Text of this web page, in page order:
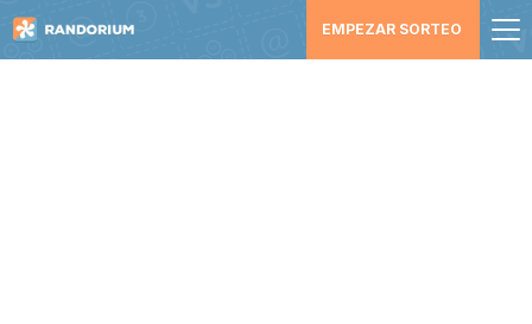
EMPEZAR SORTEO